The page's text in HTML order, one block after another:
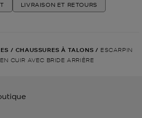
LIVRAISON ET RETOURS
/ CHAUSSURES À TALONS / ESCARPIN
CUIR AVEC BRIDE ARRIÈRE